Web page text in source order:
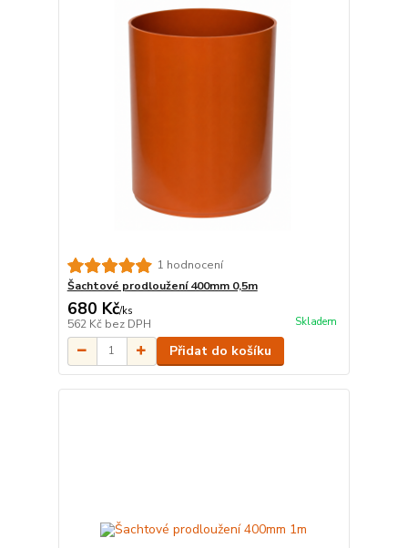
1 hodnocení
Šachtové prodloužení 400mm 0,5m
680 Kč/ks
562 Kč bez DPH Skladem
Přidat do košíku